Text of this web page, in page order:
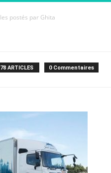
postés par Ghita
78 ARTICLES 0 Commentaires